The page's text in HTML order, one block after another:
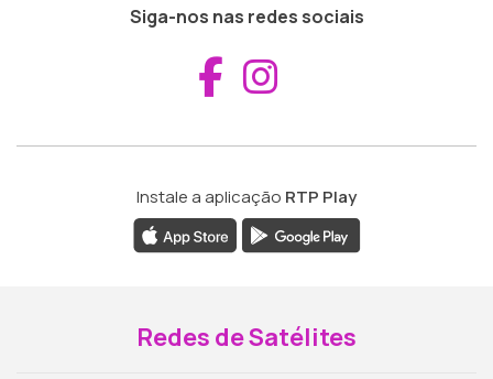
Siga-nos nas redes sociais
Aceder ao
Instale a aplicação RTP Play
Redes de Satélites